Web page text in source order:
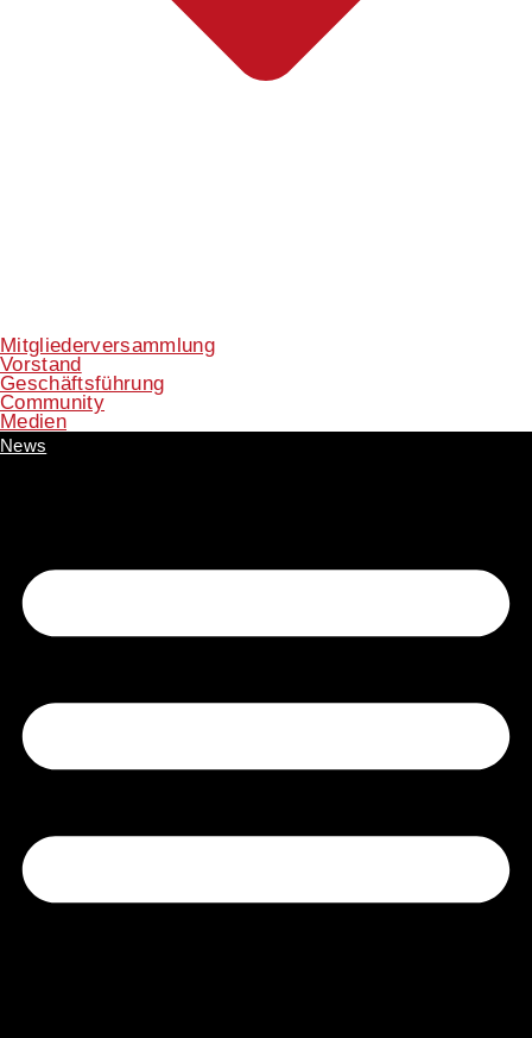
Mitgliederversammlung
Vorstand
Geschäftsführung
Community
Medien
News